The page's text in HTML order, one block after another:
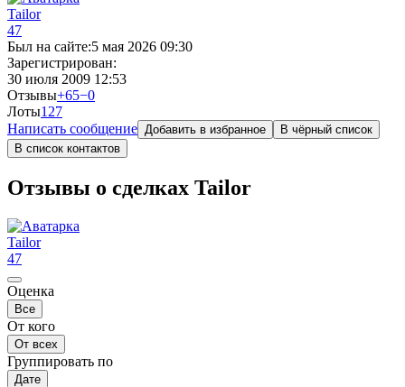
Tailor
47
Был на сайте:5 мая 2026 09:30
Зарегистрирован:
30 июля 2009 12:53
Отзывы+65−0
Лоты1 27
Написать сообщение Добавить в избранное
В чёрный список
В список контактов
Отзывы о сделках Tailor
Tailor
47
Оценка
Все
От кого
От всех
Группировать по
Дате